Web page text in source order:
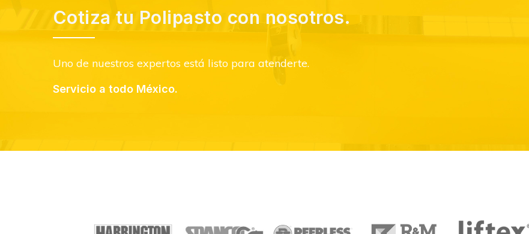
Cotiza tu Polipasto con nosotros.
Uno de nuestros expertos está listo para atenderte.
Servicio a todo México.